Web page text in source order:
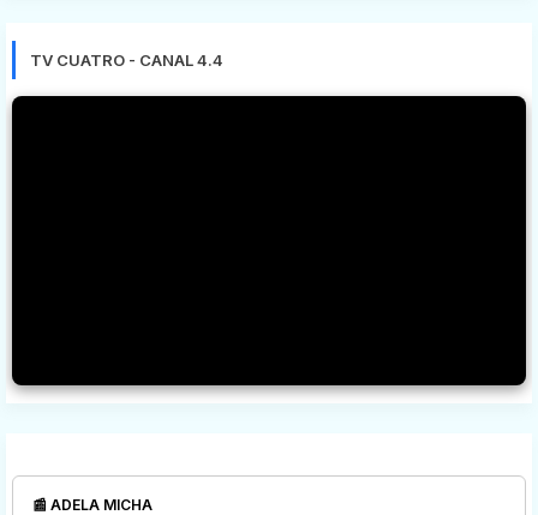
TV CUATRO - CANAL 4.4
📰 ADELA MICHA